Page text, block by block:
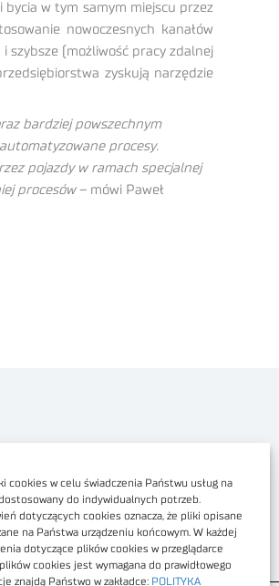
cookies w celu świadczenia Państwu usług na
do indywidualnych potrzeb.
dotyczących cookies oznacza, że pliki opisane
na Państwa urządzeniu końcowym. W każdej
dotyczące plików cookies w przeglądarce
cookies jest wymagana do prawidłowego
znajdą Państwo w zakładce: POLITYKA
w tym samym miejscu przez
nowoczesnych kanałów
szybsze (możliwość pracy zdalnej
zyskują narzędzie
bardziej powszechnym
procesy.
pojazdy w ramach specjalnej
procesów– mówi Paweł